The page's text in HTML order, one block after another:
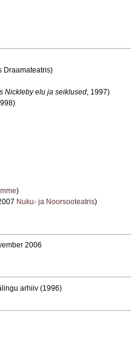
Draamateatris)
Nickleby elu ja seiklused, 1997)
)
Nuku- ja Noorsooteatris)
2006
arhiiv (1996)